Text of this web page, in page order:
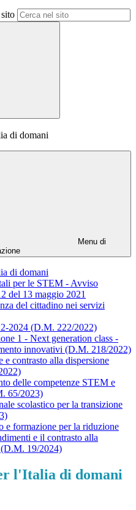
di domani
Menu di
di domani
per le STEM - Avviso
del 13 maggio 2021
del cittadino nei servizi
2024 (D.M. 222/2022)
1 - Next generation class -
innovativi (D.M. 218/2022)
contrasto alla dispersione
delle competenze STEM e
65/2023)
scolastico per la transizione
e formazione per la riduzione
e il contrasto alla
(D.M. 19/2024)
l'Italia di domani